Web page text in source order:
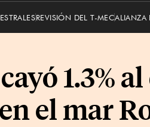
REVISIÓN DEL T-MECALIANZA
1.3%
el mar